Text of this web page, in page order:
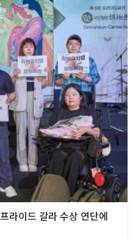
라이드 갈라 수상 연단에